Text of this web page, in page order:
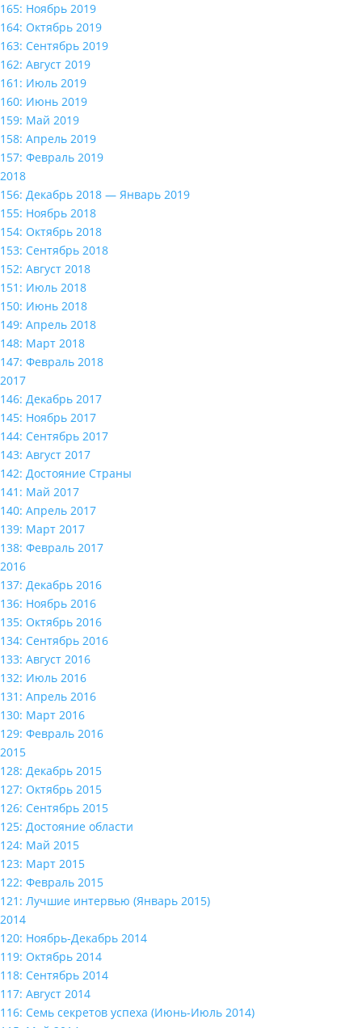
165: Ноябрь 2019
164: Октябрь 2019
163: Сентябрь 2019
162: Август 2019
161: Июль 2019
160: Июнь 2019
159: Май 2019
158: Апрель 2019
157: Февраль 2019
2018
156: Декабрь 2018 — Январь 2019
155: Ноябрь 2018
154: Октябрь 2018
153: Сентябрь 2018
152: Август 2018
151: Июль 2018
150: Июнь 2018
149: Апрель 2018
148: Март 2018
147: Февраль 2018
2017
146: Декабрь 2017
145: Ноябрь 2017
144: Сентябрь 2017
143: Август 2017
142: Достояние Страны
141: Май 2017
140: Апрель 2017
139: Март 2017
138: Февраль 2017
2016
137: Декабрь 2016
136: Ноябрь 2016
135: Октябрь 2016
134: Сентябрь 2016
133: Август 2016
132: Июль 2016
131: Апрель 2016
130: Март 2016
129: Февраль 2016
2015
128: Декабрь 2015
127: Октябрь 2015
126: Сентябрь 2015
125: Достояние области
124: Май 2015
123: Март 2015
122: Февраль 2015
121: Лучшие интервью (Январь 2015)
2014
120: Ноябрь-Декабрь 2014
119: Октябрь 2014
118: Сентябрь 2014
117: Август 2014
116: Семь секретов успеха (Июнь-Июль 2014)